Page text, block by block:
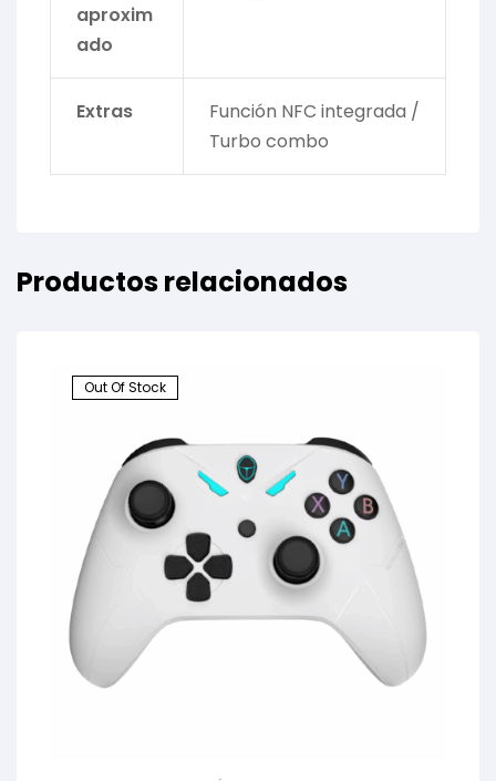
aproxim
ado
Extras
Función NFC integrada /
Turbo combo
Productos relacionados
Out Of Stock